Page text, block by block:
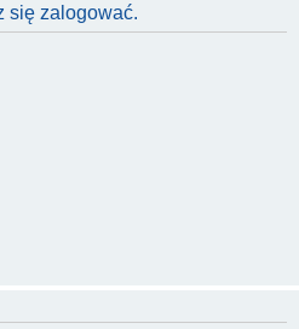
się zalogować.